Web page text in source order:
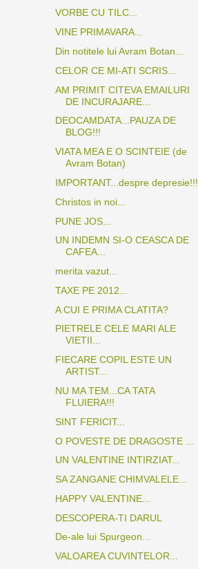
VORBE CU TILC...
VINE PRIMAVARA...
Din notitele lui Avram Botan...
CELOR CE MI-ATI SCRIS...
AM PRIMIT CITEVA EMAILURI
DE INCURAJARE...
DEOCAMDATA...PAUZA DE
BLOG!!!
VIATA MEA E O SCINTEIE (de
Avram Botan)
IMPORTANT...despre depresie!!!
Christos in noi...
PUNE JOS...
UN INDEMN SI-O CEASCA DE
CAFEA...
merita vazut...
TAXE PE 2012...
A CUI E PRIMA CLATITA?
PIETRELE CELE MARI ALE
VIETII...
FIECARE COPIL ESTE UN
ARTIST...
NU MA TEM...CA TATA
FLUIERA!!!
SINT FERICIT...
O POVESTE DE DRAGOSTE ...
UN VALENTINE INTIRZIAT...
SA ZANGANE CHIMVALELE...
HAPPY VALENTINE...
DESCOPERA-TI DARUL
De-ale lui Spurgeon...
VALOAREA CUVINTELOR...